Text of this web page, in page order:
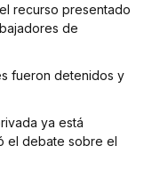
recurso presentado
de
fueron detenidos y
ya está
el debate sobre el